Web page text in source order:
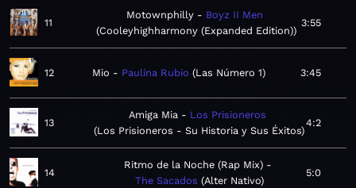
11
Motownphilly
Boyz II Men
Cooleyhighharmony (Expanded Edition)
3:55
12 Mio Paulina Rubio Las Número 1 3:45
13
Amiga Mia
Los Prisioneros
Los Prisioneros - Su Historia y Sus Éxitos
4:2
14
Ritmo de la Noche (Rap Mix)
The Sacados Alter Nativo
5:0